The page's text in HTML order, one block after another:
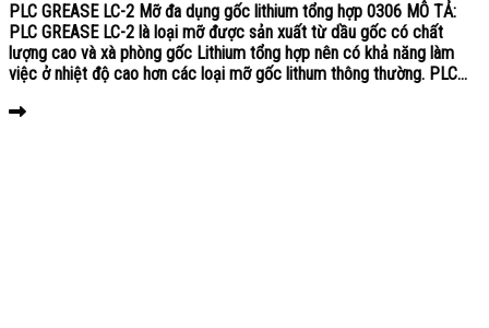
PLC GREASE LC-2 Mỡ đa dụng gốc lithium tổng hợp 0306 MÔ TẢ:
PLC GREASE LC-2 là loại mỡ được sản xuất từ dầu gốc có chất
lượng cao và xà phòng gốc Lithium tổng hợp nên có khả năng làm
việc ở nhiệt độ cao hơn các loại mỡ gốc lithum thông thường. PLC...